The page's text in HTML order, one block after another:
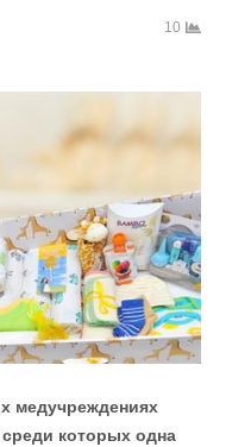
10
медучреждениях
которых одна